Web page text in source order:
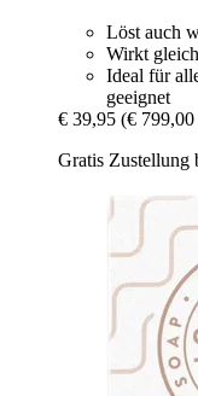
Löst auch
Wirkt
Ideal für
geeignet
€ 39,95 (€
Gratis Zustellung